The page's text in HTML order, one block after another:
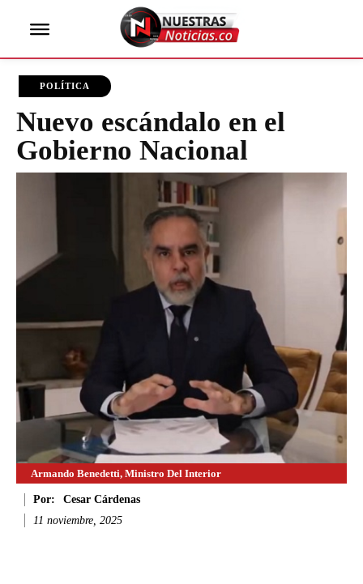
POLÍTICA
Nuevo escándalo en el
Gobierno Nacional
Armando Benedetti, Ministro Del Interior
Por:
Cesar Cárdenas
11 noviembre, 2025